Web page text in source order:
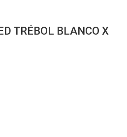
TRÉBOL BLANCO X